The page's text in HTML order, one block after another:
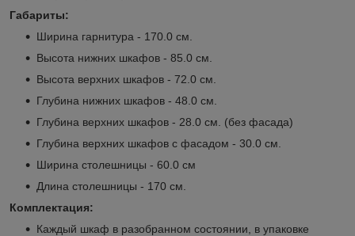
Габариты:
Ширина гарнитура - 170.0 см.
Высота нижних шкафов - 85.0 см.
Высота верхних шкафов - 72.0 см.
Глубина нижних шкафов - 48.0 см.
Глубина верхних шкафов - 28.0 см. (без фасада)
Глубина верхних шкафов с фасадом - 30.0 см.
Ширина столешницы - 60.0 см
Длина столешницы - 170 см.
Комплектация:
Каждый шкаф в разобранном состоянии, в упаковке